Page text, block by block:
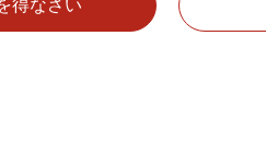
得なさい